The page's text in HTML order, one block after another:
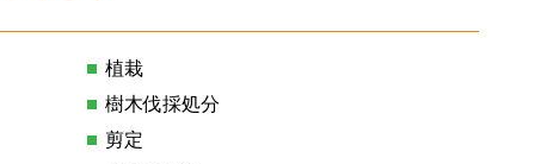
植栽
樹木伐採処分
剪定